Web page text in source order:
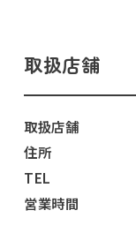
取扱店舗
取扱店舗
住所
TEL
営業時間